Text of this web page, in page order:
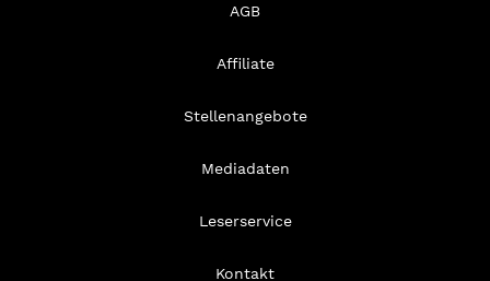
AGB
Affiliate
Stellenangebote
Mediadaten
Leserservice
Kontakt